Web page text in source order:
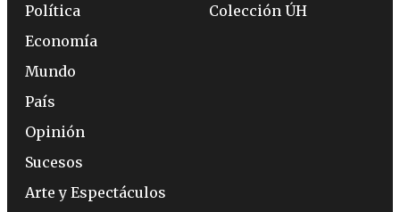
Política
Economía
Mundo
País
Opinión
Sucesos
Arte y Espectáculos
Colección ÚH